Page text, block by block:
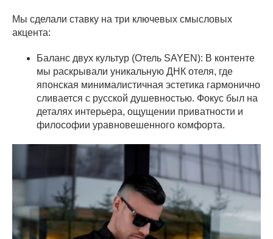
Мы сделали ставку на три ключевых смысловых
акцента:
Баланс двух культур (Отель SAYEN): В контенте
мы раскрывали уникальную ДНК отеля, где
японская минималистичная эстетика гармонично
сливается с русской душевностью. Фокус был на
деталях интерьера, ощущении приватности и
философии уравновешенного комфорта.